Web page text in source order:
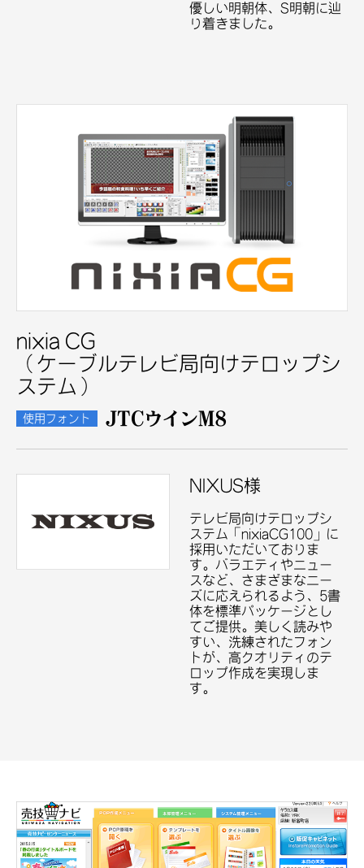
優しい明朝体、S明朝に辿
り着きました。
nixia CG
（ケーブルテレビ局向けテロップシ
ステム）
使用フォント JTCウインM8
NIXUS様
テレビ局向けテロップシ
ステム「nixiaCG100」に
採用いただいておりま
す。バラエティやニュー
スなど、さまざまなニー
ズに応えられるよう、5書
体を標準パッケージとし
てご提供。美しく読みや
すい、洗練されたフォン
トが、高クオリティのテ
ロップ作成を実現しま
す。